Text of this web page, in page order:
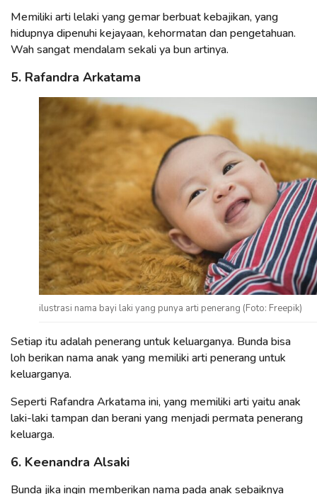
Memiliki arti lelaki yang gemar berbuat kebajikan, yang
hidupnya dipenuhi kejayaan, kehormatan dan pengetahuan.
Wah sangat mendalam sekali ya bun artinya.
5. Rafandra Arkatama
ilustrasi nama bayi laki yang punya arti penerang (Foto: Freepik)
Setiap itu adalah penerang untuk keluarganya. Bunda bisa
loh berikan nama anak yang memiliki arti penerang untuk
keluarganya.
Seperti Rafandra Arkatama ini, yang memiliki arti yaitu anak
laki-laki tampan dan berani yang menjadi permata penerang
keluarga.
6. Keenandra Alsaki
Bunda jika ingin memberikan nama pada anak sebaiknya